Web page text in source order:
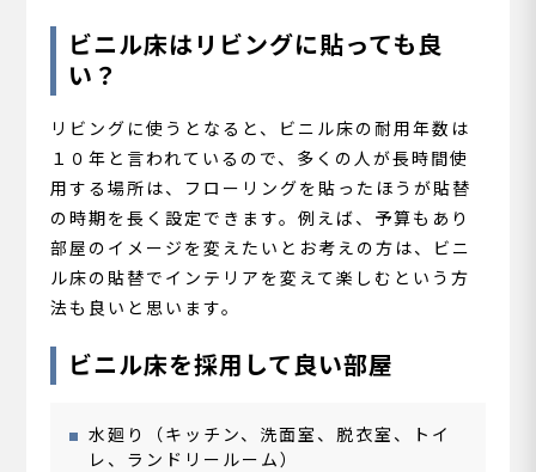
ビニル床はリビングに貼っても良
い？
リビングに使うとなると、ビニル床の耐用年数は
１０年と言われているので、多くの人が長時間使
用する場所は、フローリングを貼ったほうが貼替
の時期を長く設定できます。例えば、予算もあり
部屋のイメージを変えたいとお考えの方は、ビニ
ル床の貼替でインテリアを変えて楽しむという方
法も良いと思います。
ビニル床を採用して良い部屋
水廻り（キッチン、洗面室、脱衣室、トイ
レ、ランドリールーム）